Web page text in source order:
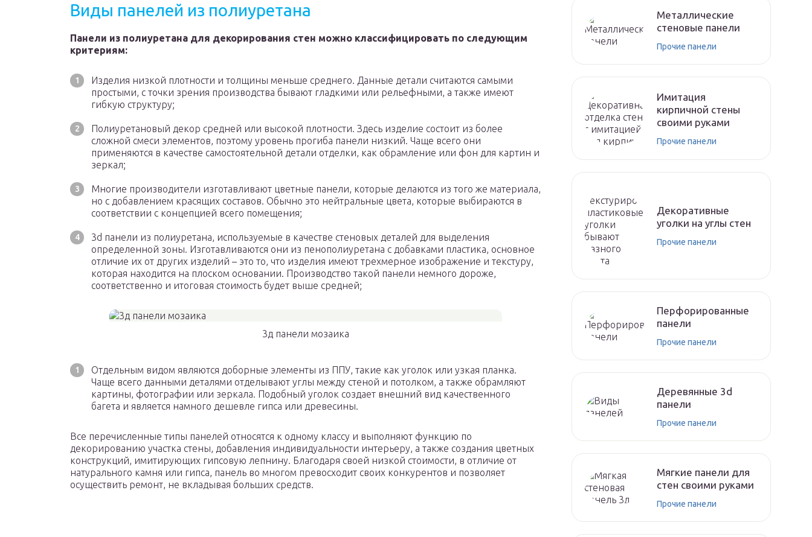
Виды панелей из полиуретана
Панели из полиуретана для декорирования стен можно классифицировать по следующим
критериям:
Изделия низкой плотности и толщины меньше среднего. Данные детали считаются самыми
простыми, с точки зрения производства бывают гладкими или рельефными, а также имеют
гибкую структуру;
Полиуретановый декор средней или высокой плотности. Здесь изделие состоит из более
сложной смеси элементов, поэтому уровень прогиба панели низкий. Чаще всего они
применяются в качестве самостоятельной детали отделки, как обрамление или фон для картин и
зеркал;
Многие производители изготавливают цветные панели, которые делаются из того же материала,
но с добавлением красящих составов. Обычно это нейтральные цвета, которые выбираются в
соответствии с концепцией всего помещения;
3d панели из полиуретана, используемые в качестве стеновых деталей для выделения
определенной зоны. Изготавливаются они из пенополиуретана с добавками пластика, основное
отличие их от других изделий – это то, что изделия имеют трехмерное изображение и текстуру,
которая находится на плоском основании. Производство такой панели немного дороже,
соответственно и итоговая стоимость будет выше средней;
3д панели мозаика
Отдельным видом являются доборные элементы из ППУ, такие как уголок или узкая планка.
Чаще всего данными деталями отделывают углы между стеной и потолком, а также обрамляют
картины, фотографии или зеркала. Подобный уголок создает внешний вид качественного
багета и является намного дешевле гипса или древесины.
Все перечисленные типы панелей относятся к одному классу и выполняют функцию по
декорированию участка стены, добавления индивидуальности интерьеру, а также создания цветных
конструкций, имитирующих гипсовую лепнину. Благодаря своей низкой стоимости, в отличие от
натурального камня или гипса, панель во многом превосходит своих конкурентов и позволяет
осуществить ремонт, не вкладывая больших средств.
Металлические
стеновые панели
Прочие панели
Имитация
кирпичной стены
своими руками
Прочие панели
Декоративные
уголки на углы стен
Прочие панели
Перфорированные
панели
Прочие панели
Деревянные 3d
панели
Прочие панели
Мягкие панели для
стен своими руками
Прочие панели